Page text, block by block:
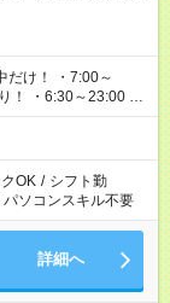
OK / シフト勤
パソコンスキル不要
詳細へ